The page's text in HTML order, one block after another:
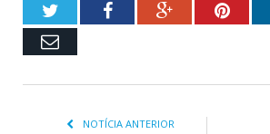
TwitterFacebookGoogle+
Email
NOTÍCIA ANTERIOR